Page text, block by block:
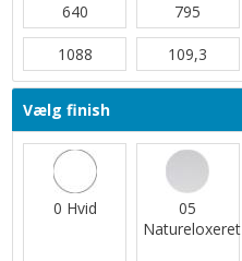
640 795
1088 109,3
Vælg finish
0 Hvid
05
Natureloxeret